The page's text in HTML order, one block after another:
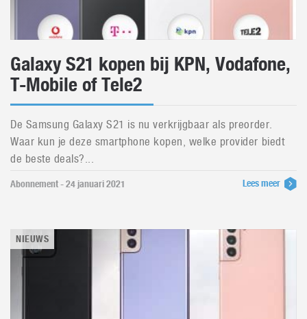
Galaxy S21 kopen bij KPN, Vodafone,
T-Mobile of Tele2
De Samsung Galaxy S21 is nu verkrijgbaar als preorder.
Waar kun je deze smartphone kopen, welke provider biedt
de beste deals?...
Abonnement - 24 januari 2021 Lees meer
NIEUWS